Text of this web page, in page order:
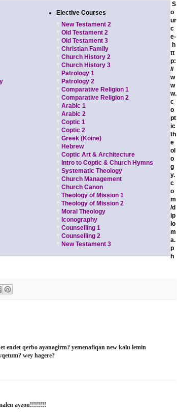
Elective Courses
† New Testament 2
† Old Testament 2
† Old Testament 3
† Christian Family
† Church History 2
† Church History 3
† Patrology 1
† Patrology 2
† Comparative Religion 1
† Comparative Religion 2
† Arabic 1
† Arabic 2
† Coptic 1
† Coptic 2
† Greek (Koine)
† Hebrew
† Coptic Art & Architecture
† Intro to Coptic & Church Hymns
† Systematic Theology
† Church Management
† Church Canon
† Theology of Mission 1
† Theology of Mission 2
† Moral Theology
† Iconography
† Counselling 1
† Counselling 2
† New Testament 3
S
o
ur
c
e-
h
tt
p:
//
w
w
w.
c
o
pt
ic
th
e
ol
o
g
y.
c
o
m
/d
ip
lo
m
a.
p
h
endet qerbo ayanagirm? yemenafiqan new kalu lemin
wey hagere?
ayzon!!!!!!!!